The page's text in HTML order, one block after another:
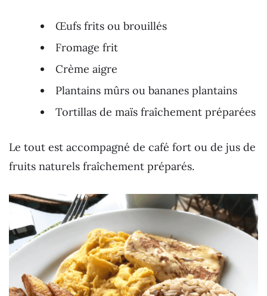
Œufs frits ou brouillés
Fromage frit
Crème aigre
Plantains mûrs ou bananes plantains
Tortillas de maïs fraîchement préparées
Le tout est accompagné de café fort ou de jus de
fruits naturels fraîchement préparés.